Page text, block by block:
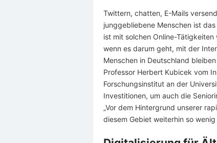
Twittern, chatten, E-Mails
junggebliebene Menschen ist
ist mit solchen Online-
wenn es darum geht, mit der
Menschen in Deutschland
Professor Herbert Kubicek vom
Forschungsinstitut an der
Investitionen, um auch die
„Vor dem Hintergrund unserer
diesem Gebiet weiterhin so